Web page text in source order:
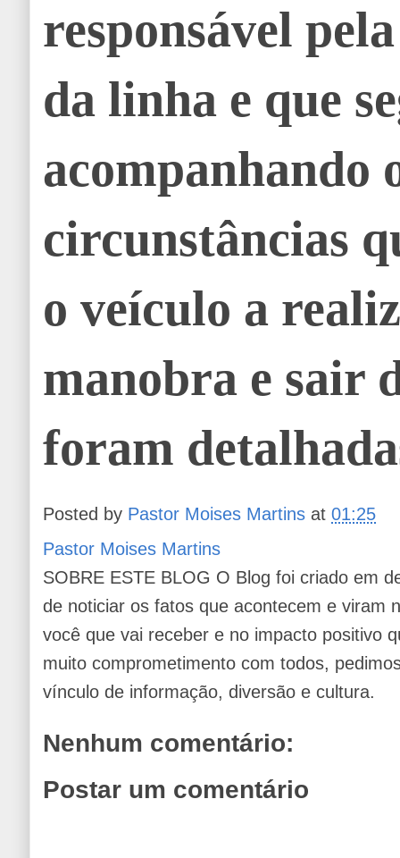
responsável
da linha e que
acompanhando
circunstâncias
o veículo a
manobra e sair
foram
Posted by Pastor Moises Martins at01:25
Pastor Moises Martins
SOBRE ESTE BLOG O Blog foi criado em
de noticiar os fatos que acontecem e viram
você que vai receber e no impacto positivo
muito comprometimento com todos,
vínculo de informação, diversão e cultura.
Nenhum comentário:
Postar um comentário